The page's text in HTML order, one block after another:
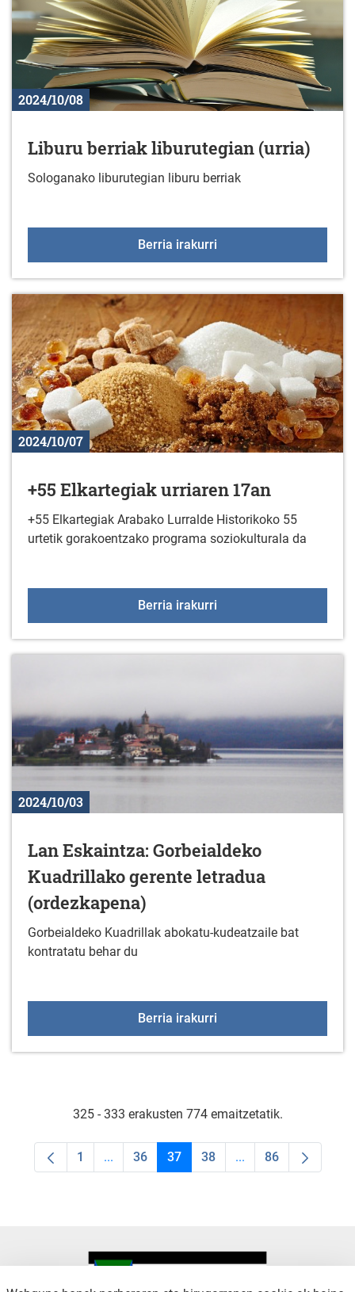
2024/10/08
Liburu berriak liburutegian (urria)
Sologanako liburutegian liburu berriak
Berria irakurri
2024/10/07
+55 Elkartegiak urriaren 17an
+55 Elkartegiak Arabako Lurralde Historikoko 55
urtetik gorakoentzako programa soziokulturala da
Berria irakurri
2024/10/03
Lan Eskaintza: Gorbeialdeko
Kuadrillako gerente letradua
(ordezkapena)
Gorbeialdeko Kuadrillak abokatu-kudeatzaile bat
kontratatu behar du
Berria irakurri
325 - 333 erakusten 774 emaitzetatik.
Orrialdea
1 ...Intermediate Pages Use TAB to navigate.
Orrialdea
36 Orrialdea
37 Orrialdea
38 ...Intermediate Pages
Orrialdea
86